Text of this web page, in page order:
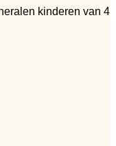
kinderen van 4